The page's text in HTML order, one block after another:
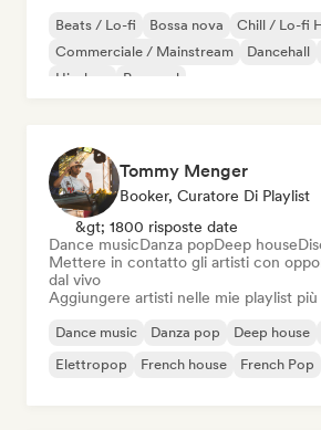
Beats / Lo-fi Bossa nova
Chill / Lo-fi
Commerciale / Mainstream
Dancehall
Hip-hop
Pop soul
Tommy Menger
Booker, Curatore Di Playlist
&gt; 1800 risposte date
Dance musicDanza popDeep house
Mettere in contatto gli artisti con
dal vivo
Aggiungere artisti nelle mie playlist più
Dance music Danza pop Deep house
Elettropop
French house French Pop